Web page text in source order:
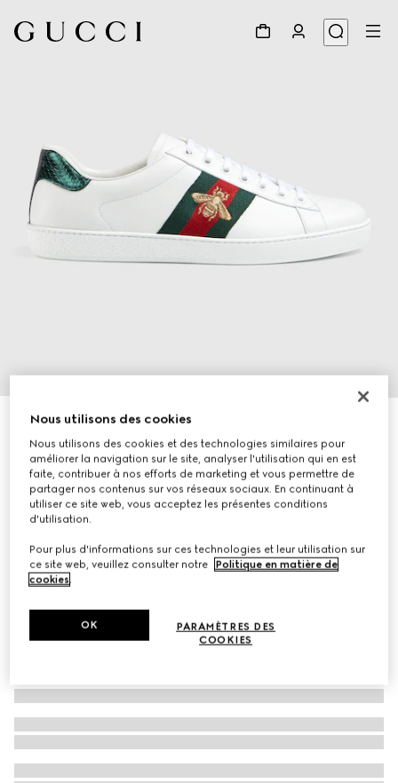
Virtual Try-On
€ 455
Nous utilisons des cookies
Nous utilisons des cookies et des technologies similaires pour
améliorer la navigation sur le site, analyser l'utilisation qui en est
faite, contribuer à nos efforts de marketing et vous permettre de
partager nos contenus sur vos réseaux sociaux. En continuant à
utiliser ce site web, vous acceptez les présentes conditions
d'utilisation.
Pour plus d'informations sur ces technologies et leur utilisation sur
ce site web, veuillez consulter notre
Politique en matière de
cookies.
PARAMÈTRES DES
COOKIES
OK